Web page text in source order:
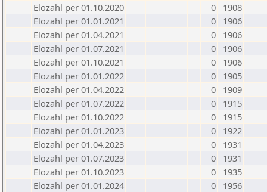
Elozahl per 01.10.2020
0
1908
Elozahl per 01.01.2021
0
1906
Elozahl per 01.04.2021
0
1906
Elozahl per 01.07.2021
0
1906
Elozahl per 01.10.2021
0
1906
Elozahl per 01.01.2022
0
1905
Elozahl per 01.04.2022
0
1909
Elozahl per 01.07.2022
0
1915
Elozahl per 01.10.2022
0
1915
Elozahl per 01.01.2023
0
1922
Elozahl per 01.04.2023
0
1931
Elozahl per 01.07.2023
0
1931
Elozahl per 01.10.2023
0
1935
Elozahl per 01.01.2024
0
1956